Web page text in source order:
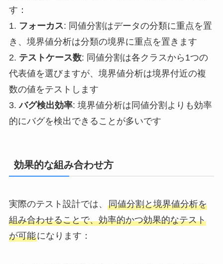
す：
1. フォーカス: 同値分割はデータの分類に重点を置
き、境界値分析は分類の境界に重点を置きます
2. テストケース数: 同値分割は各クラスから1つの
代表値を選びますが、境界値分析は境界付近の複
数の値をテストします
3.バグ検出効率: 境界値分析は同値分割よりも効率
的にバグを検出できることが多いです
効果的な組み合わせ方
実際のテスト設計では、 同値分割と境界値分析を
組み合わせることで、効率的かつ効果的なテスト
が可能になります：